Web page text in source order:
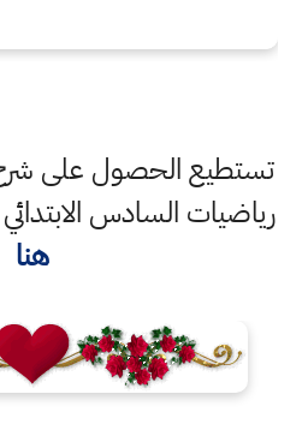
تستطيع الحصول على
رياضيات السادس
هنا